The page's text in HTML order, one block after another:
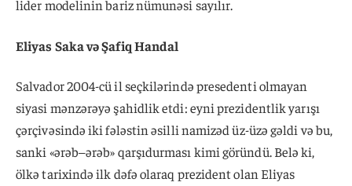
lider modelinin bariz nümunəsi sayılır.
Eliyas Saka və Şafiq Handal
Salvador 2004-cü il seçkilərində presedenti olmayan
siyasi mənzərəyə şahidlik etdi: eyni prezidentlik yarışı
çərçivəsində iki fələstin əsilli namizəd üz-üzə gəldi və bu,
sanki «ərəb–ərəb» qarşıdurması kimi göründü. Belə ki,
ölkə tarixində ilk dəfə olaraq prezident olan Eliyas